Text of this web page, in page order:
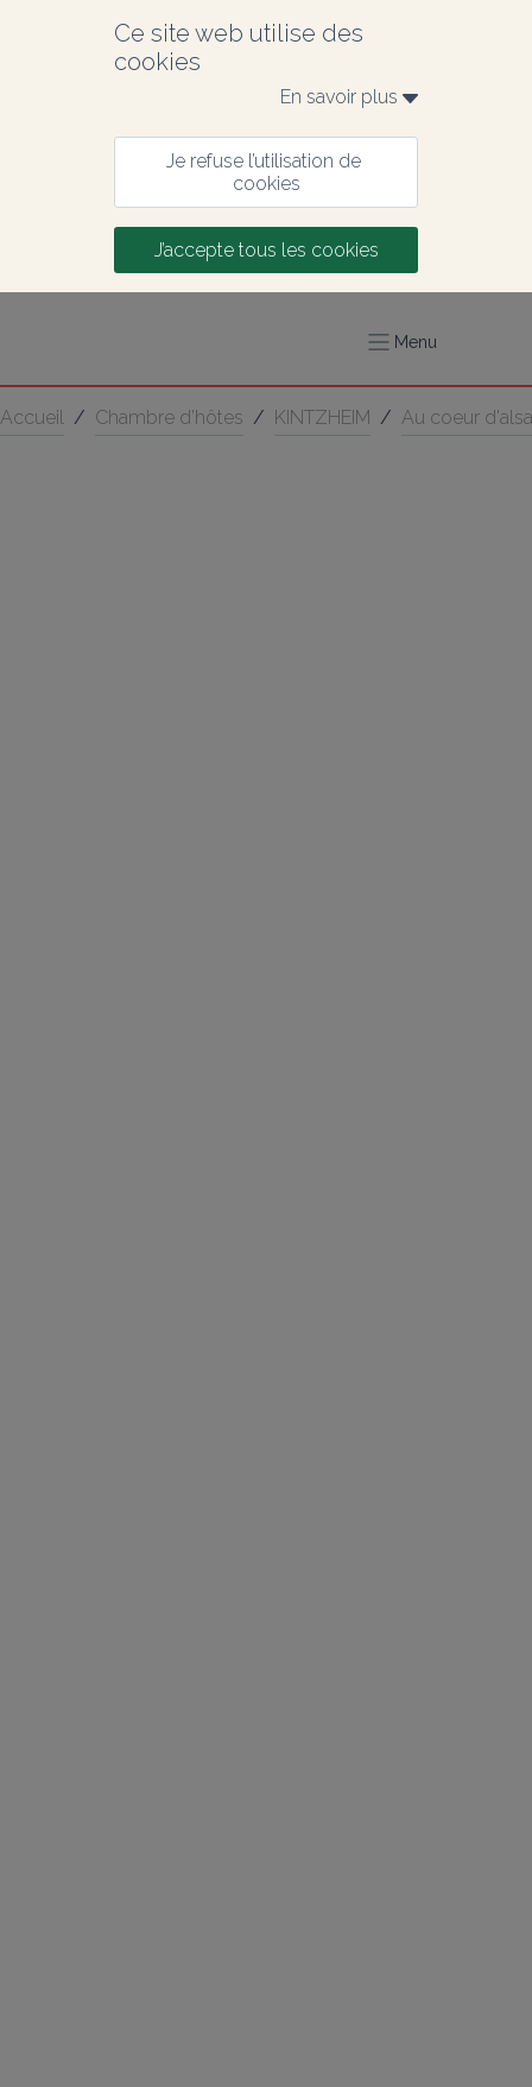
Ce site web utilise des
cookies
En savoir plus
Je refuse l’utilisation de
cookies
J’accepte tous les cookies
Menu
Accueil / Chambre d’hôtes / KINTZHEIM / Au coeur